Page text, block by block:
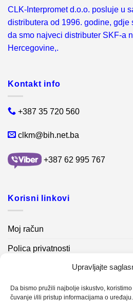
Upravljajte
Da bismo pružili najbolje iskustvo,
čuvanje i/ili pristup informacijama o
CLK-Interpromet d.o.o. posluje u
distributera od 1996. godine, gdje
da smo najveci distributer SKF-a
Hercegovine,.
Kontakt info
+387 35 720 560
clkm@bih.net.ba
+387 62 995 767
Korisni linkovi
Moj račun
Polica privatnosti
Kontakt info